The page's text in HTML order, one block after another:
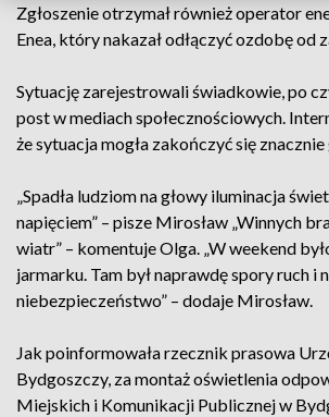
Zgłoszenie otrzymał również operator
Enea, który nakazał odłączyć ozdobę od
Sytuację zarejestrowali świadkowie, po
post w mediach społecznościowych.
że sytuacja mogła zakończyć się
„Spadła ludziom na głowy iluminacja
napięciem” – pisze Mirosław „Winnych
wiatr” – komentuje Olga. „W weekend
jarmarku. Tam był naprawdę spory ruch i
niebezpieczeństwo” – dodaje Mirosław.
Jak poinformowała rzecznik prasowa
Bydgoszczy, za montaż oświetlenia
Miejskich i Komunikacji Publicznej w